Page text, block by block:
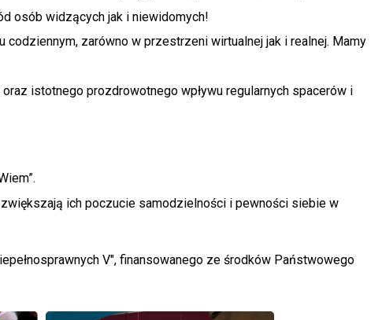
osób widzących jak i niewidomych!
zarówno w przestrzeni wirtualnej jak i realnej. Mamy
istotnego prozdrowotnego wpływu regularnych spacerów i
ich poczucie samodzielności i pewności siebie w
V", finansowanego ze środków Państwowego